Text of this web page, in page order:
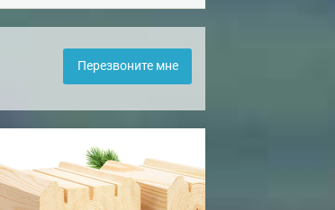
Перезвоните мне